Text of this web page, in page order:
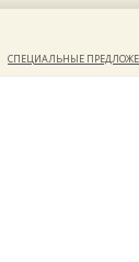
СПЕЦИАЛЬНЫЕ